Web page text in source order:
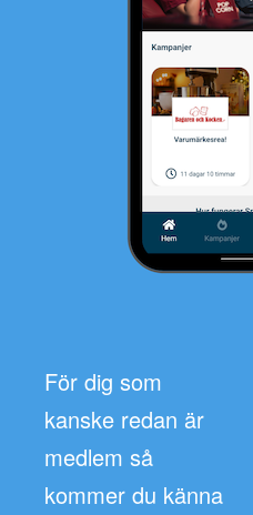
För dig som
kanske redan är
medlem så
kommer du känna